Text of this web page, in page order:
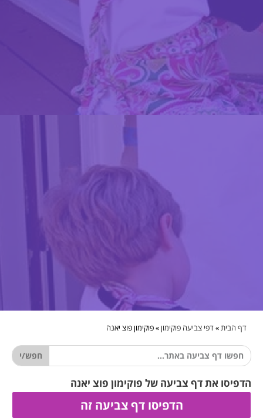
דף הבית»דפי צביעה פוקימון»פוקימון פוצ יאנה
חפש/י
הדפיסו את דף צביעה של פוקימון פוצ יאנה